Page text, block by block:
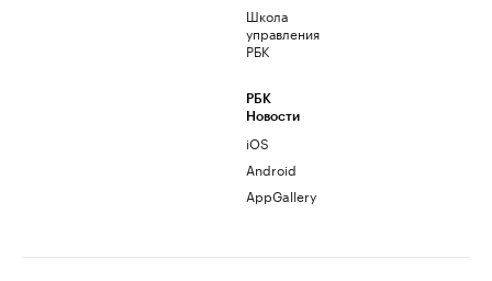
Школа
управления
РБК
РБК
Новости
iOS
Android
AppGallery